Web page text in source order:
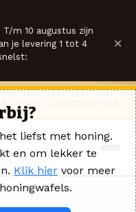
T/m 10 augustus zijn
je levering 1 tot 4
×
liefst met honing.
en om lekker te
Klik hier voor meer